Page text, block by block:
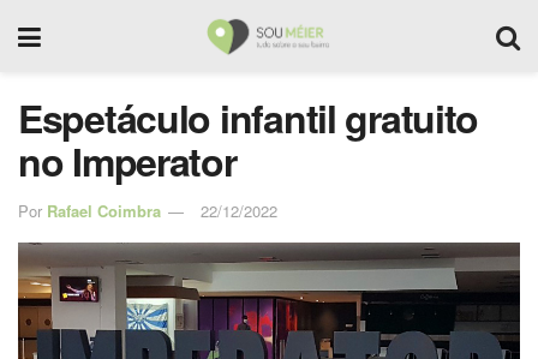
Espetáculo infantil gratuito
no Imperator
Por Rafael Coimbra 22/12/2022